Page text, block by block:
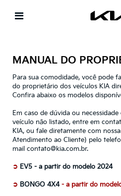
MANUAL DO
Para sua comodidade, você pode
do proprietário dos veículos KIA
Confira abaixo os modelos
Em caso de dúvida ou
veículo não listado, entre em
KIA, ou fale diretamente com
Atendimento ao Cliente) pelo
mail contato@kia.com.br.
➲ EV5 - a partir do modelo 2024
➲ BONGO 4X4 - a partir do